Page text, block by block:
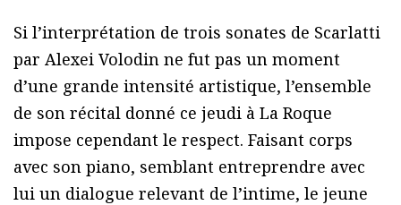
Si l’interprétation de trois sonates de Scarlatti
par Alexei Volodin ne fut pas un moment
d’une grande intensité artistique, l’ensemble
de son récital donné ce jeudi à La Roque
impose cependant le respect. Faisant corps
avec son piano, semblant entreprendre avec
lui un dialogue relevant de l’intime, le jeune